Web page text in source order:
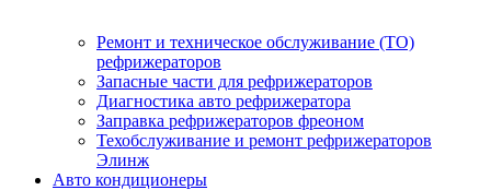
Ремонт и техническое обслуживание (ТО)
рефрижераторов
Запасные части для рефрижераторов
Диагностика авто рефрижератора
Заправка рефрижераторов фреоном
Техобслуживание и ремонт рефрижераторов
Элинж
Авто кондиционеры